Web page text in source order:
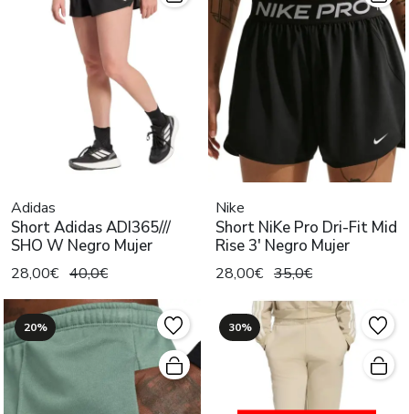
Adidas
Short Adidas ADI365///
SHO W Negro Mujer
28,00€ 40,0€
Nike
Short NiKe Pro Dri-Fit Mid
Rise 3' Negro Mujer
28,00€ 35,0€
20% 30%